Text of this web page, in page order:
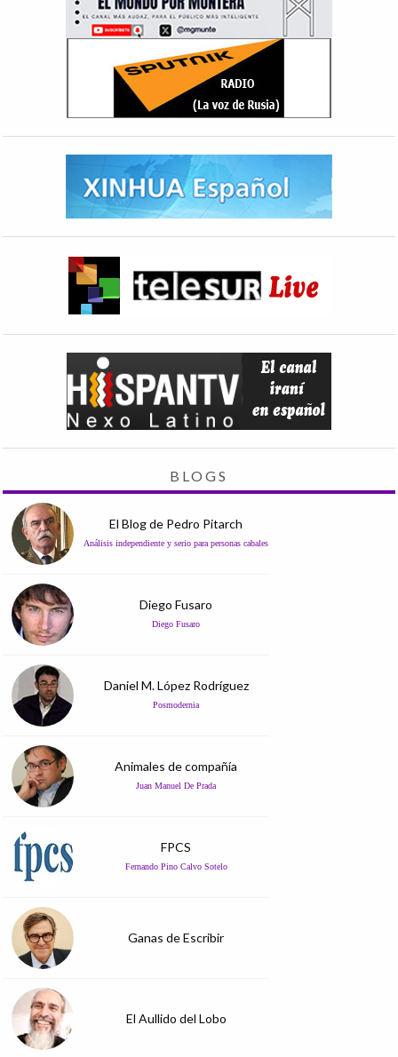
BLOGS
El Blog de Pedro Pitarch
Análisis independiente y serio para personas cabales
Diego Fusaro
Diego Fusaro
Daniel M. López Rodríguez
Posmodernia
Animales de compañía
Juan Manuel De Prada
FPCS
Fernando Pino Calvo Sotelo
Ganas de Escribir
El Aullido del Lobo